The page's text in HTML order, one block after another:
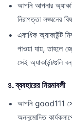
আপনি আপনার
নিরাপত্তা লঙ্ঘনের
একাধিক অ্যাকাউন্ট
পাওয়া যায়, তাহলে
সেই অ্যাকাউন্টগুলি
৪. ব্যবহারের নিয়মাবলী
আপনি good111
অননুমোদিত